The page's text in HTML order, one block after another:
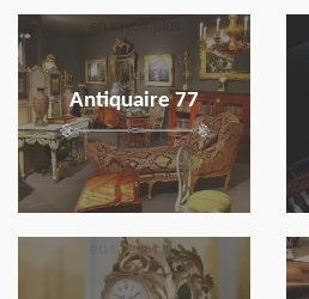
Antiquaire 77
en savoir plus
en savoir plus